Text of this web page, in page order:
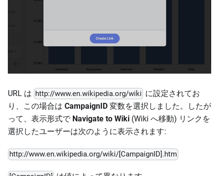
URL は http://www.en.wikipedia.org/wiki に設定されてお
り、この場合は CampaignID 変数を選択しました。したが
って、表示形式で Navigate to Wiki (Wiki へ移動) リンクを
選択したユーザーは次のように表示されます:
http://www.en.wikipedia.org/wiki/[CampaignID].htm